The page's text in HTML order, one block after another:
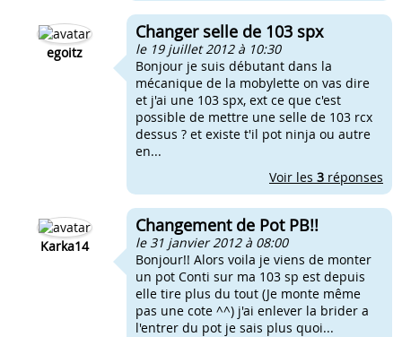
egoitz
Changer selle de 103 spx
le 19 juillet 2012 à 10:30
Bonjour je suis débutant dans la
mécanique de la mobylette on vas dire
et j'ai une 103 spx, ext ce que c'est
possible de mettre une selle de 103 rcx
dessus ? et existe t'il pot ninja ou autre
en...
Voir les 3 réponses
Karka14
Changement de Pot PB!!
le 31 janvier 2012 à 08:00
Bonjour!! Alors voila je viens de monter
un pot Conti sur ma 103 sp est depuis
elle tire plus du tout (Je monte même
pas une cote ^^) j'ai enlever la brider a
l'entrer du pot je sais plus quoi...